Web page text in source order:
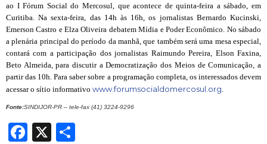
ao I Fórum Social do Mercosul, que acontece de quinta-feira a sábado, em
Curitiba. Na sexta-feira, das 14h às 16h, os jornalistas Bernardo Kucinski,
Emerson Castro e Elza Oliveira debatem Mídia e Poder Econômico. No sábado
a plenária principal do período da manhã, que também será uma mesa especial,
contará com a participação dos jornalistas Raimundo Pereira, Elson Faxina,
Beto Almeida, para discutir a Democratização dos Meios de Comunicação, a
partir das 10h. Para saber sobre a programação completa, os interessados devem
acessar o sítio informativo www.forumsocialdomercosul.org
Fonte:SINDIJOR-PR – tele-fax (41) 3224-9296
Facebook
X